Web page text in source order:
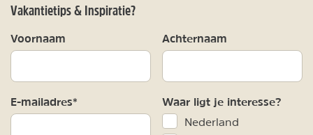
Vakantietips & Inspiratie?
Voornaam Achternaam
E-mailadres* Waar ligt je interesse?
Nederland